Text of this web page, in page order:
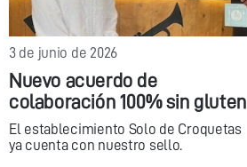
3 de junio de 2026
Nuevo acuerdo de
colaboración 100% sin gluten
El establecimiento Solo de Croquetas
ya cuenta con nuestro sello.